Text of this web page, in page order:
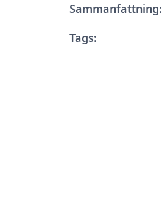
Sammanfattning:
Tags: